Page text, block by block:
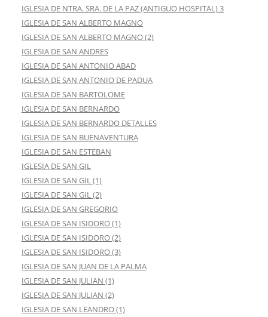
IGLESIA DE NTRA. SRA. DE LA PAZ (ANTIGUO HOSPITAL) 3
IGLESIA DE SAN ALBERTO MAGNO
IGLESIA DE SAN ALBERTO MAGNO (2)
IGLESIA DE SAN ANDRES
IGLESIA DE SAN ANTONIO ABAD
IGLESIA DE SAN ANTONIO DE PADUA
IGLESIA DE SAN BARTOLOME
IGLESIA DE SAN BERNARDO
IGLESIA DE SAN BERNARDO DETALLES
IGLESIA DE SAN BUENAVENTURA
IGLESIA DE SAN ESTEBAN
IGLESIA DE SAN GIL
IGLESIA DE SAN GIL (1)
IGLESIA DE SAN GIL (2)
IGLESIA DE SAN GREGORIO
IGLESIA DE SAN ISIDORO (1)
IGLESIA DE SAN ISIDORO (2)
IGLESIA DE SAN ISIDORO (3)
IGLESIA DE SAN JUAN DE LA PALMA
IGLESIA DE SAN JULIAN (1)
IGLESIA DE SAN JULIAN (2)
IGLESIA DE SAN LEANDRO (1)